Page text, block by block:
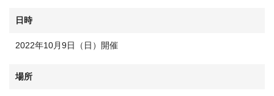
日時
2022年10月9日（日）開催
場所